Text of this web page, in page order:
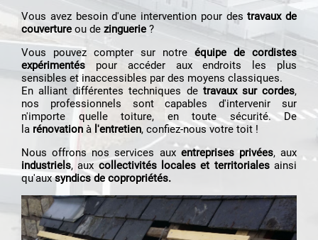
Vous avez besoin d'une intervention pour des travaux de
couverture ou de zinguerie ?
Vous pouvez compter sur notre équipe de cordistes
expérimentés pour accéder aux endroits les plus
sensibles et inaccessibles par des moyens classiques.
En alliant différentes techniques de travaux sur cordes,
nos professionnels sont capables d'intervenir sur
n'importe quelle toiture, en toute sécurité. De
la rénovation à l'entretien, confiez-nous votre toit !
Nous offrons nos services aux entreprises privées, aux
industriels, aux collectivités locales et territorialesainsi
qu'auxsyndics de copropriétés.